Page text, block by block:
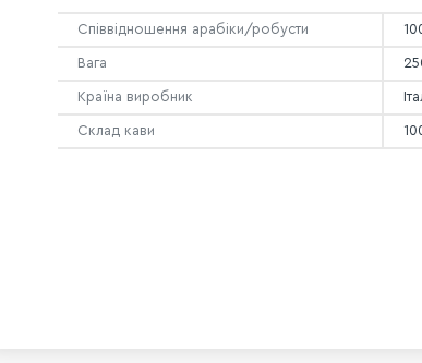
Співвідношення арабіки/робусти
Вага
Країна виробник
Склад кави